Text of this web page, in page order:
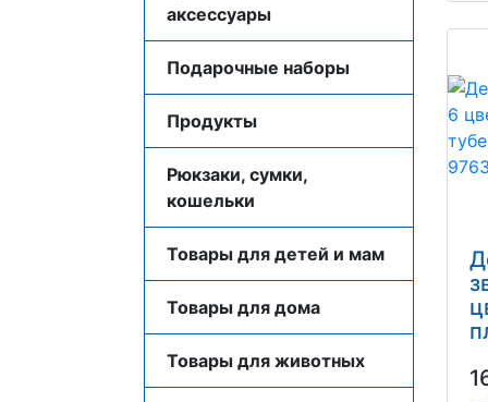
аксессуары
Подарочные наборы
Продукты
Рюкзаки, сумки,
кошельки
Товары для детей и мам
Товары для дома
Товары для животных